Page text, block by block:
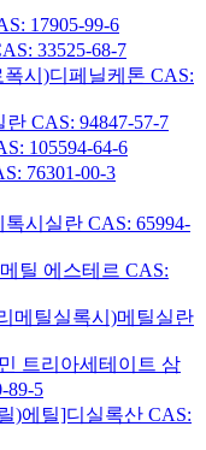
17905-99-6
33525-68-7
시)디페닐케톤 CAS:
CAS: 94847-57-7
105594-64-6
76301-00-3
시실란 CAS: 65994-
틸 에스테르 CAS:
메틸실록시)메틸실란
트리아세테이트 삼
89-5
)에틸]디실록산 CAS: